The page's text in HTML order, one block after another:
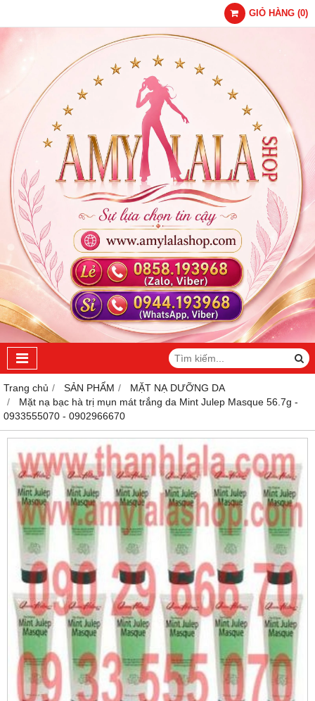
GIỎ HÀNG (0)
Trang chủ SẢN PHẨM
MẶT NẠ DƯỠNG DA
Mặt nạ bạc hà trị mụn mát trắng da Mint Julep Masque 56.7g -
0933555070 - 0902966670